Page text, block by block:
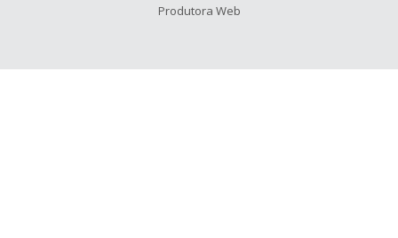
Produtora Web